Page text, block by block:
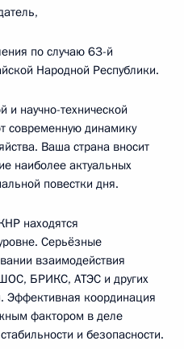
по случаю 63-й
Народной Республики.
и научно-технической
современную динамику
Ваша страна вносит
наиболее актуальных
повестки дня.
находятся
Серьёзные
взаимодействия
БРИКС, АТЭС и других
Эффективная координация
фактором в деле
и безопасности.